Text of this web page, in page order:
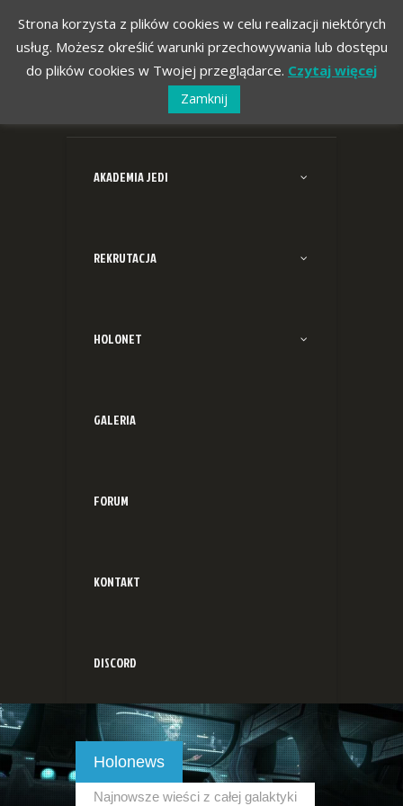
AKADEMIA JEDI
REKRUTACJA
HOLONET
GALERIA
FORUM
KONTAKT
DISCORD
Holonews
Najnowsze wieści z całej galaktyki
Strona korzysta z plików cookies w celu realizacji niektórych
usług. Możesz określić warunki przechowywania lub dostępu
do plików cookies w Twojej przeglądarce. Czytaj więcej
Zamknij